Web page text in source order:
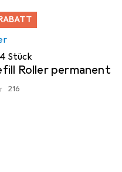
Stück
Roller permanent
216